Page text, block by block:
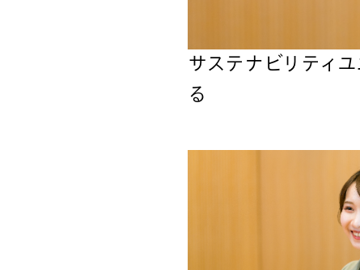
サステナビリティ
る